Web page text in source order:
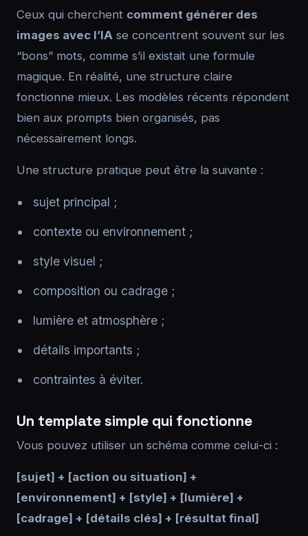
Ceux qui cherchent comment générer des
images avec l’IA se concentrent souvent sur les
“bons” mots, comme s’il existait une formule
magique. En réalité, une structure claire
fonctionne mieux. Les modèles récents répondent
bien aux prompts bien organisés, pas
nécessairement longs.
Une structure pratique peut être la suivante :
sujet principal ;
contexte ou environnement ;
style visuel ;
composition ou cadrage ;
lumière et atmosphère ;
détails importants ;
contraintes à éviter.
Un template simple qui fonctionne
Vous pouvez utiliser un schéma comme celui-ci :
[sujet] + [action ou situation] +
[environnement] + [style] + [lumière] +
[cadrage] + [détails clés] + [résultat final]